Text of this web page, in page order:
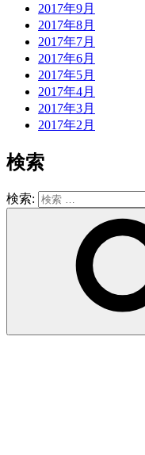
2017年9月
2017年8月
2017年7月
2017年6月
2017年5月
2017年4月
2017年3月
2017年2月
検索
検索: